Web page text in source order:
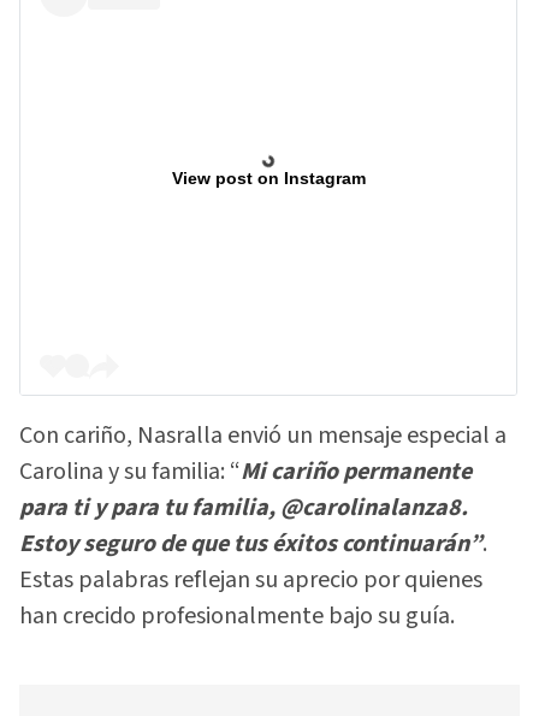
View post on Instagram
Con cariño, Nasralla envió un mensaje especial a
Carolina y su familia: “Mi cariño permanente
para ti y para tu familia, @carolinalanza8.
Estoy seguro de que tus éxitos continuarán”.
Estas palabras reflejan su aprecio por quienes
han crecido profesionalmente bajo su guía.